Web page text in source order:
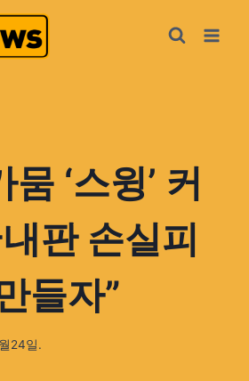
‘스윙’ 커
판 손실피
들자”
24일.